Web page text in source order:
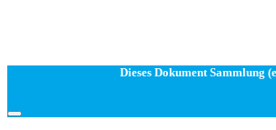
Dieses Dokument Sammlung